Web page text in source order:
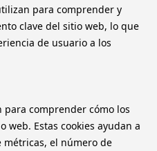
para comprender y
clave del sitio web, lo que
de usuario a los
para comprender cómo los
Estas cookies ayudan a
el número de